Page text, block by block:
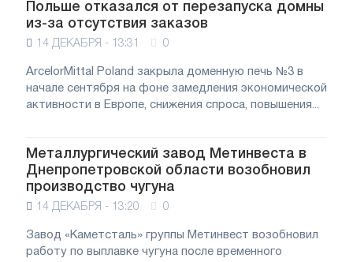
Польше отказался от перезапуска домны
из-за отсутствия заказов
14 ДЕКАБРЯ - 13:31 0
ArcelorMittal Poland закрыла доменную печь №3 в
начале сентября на фоне замедления экономической
активности в Европе, снижения спроса, повышения...
Металлургический завод Метинвеста в
Днепропетровской области возобновил
производство чугуна
14 ДЕКАБРЯ - 13:20 0
Завод «Каметсталь» группы Метинвест возобновил
работу по выплавке чугуна после временного